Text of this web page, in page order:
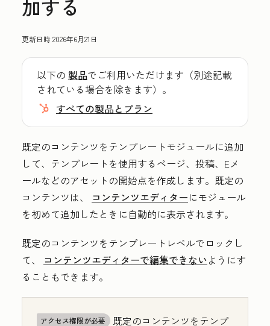
加する
更新日時2026年6月21日
以下の 製品でご利用いただけます（別途記載
されている場合を除きます）。
すべての製品とプラン
既定のコンテンツをテンプレートモジュールに追加
して、テンプレートを使用するページ、投稿、Eメ
ールなどのアセットの開始点を作成します。既定の
コンテンツは、 コンテンツエディターにモジュール
を初めて追加したときに自動的に表示されます。
既定のコンテンツをテンプレートレベルでロックし
て、 コンテンツエディターで編集できないようにす
ることもできます。
アクセス権限が必要
既定のコンテンツをテンプ